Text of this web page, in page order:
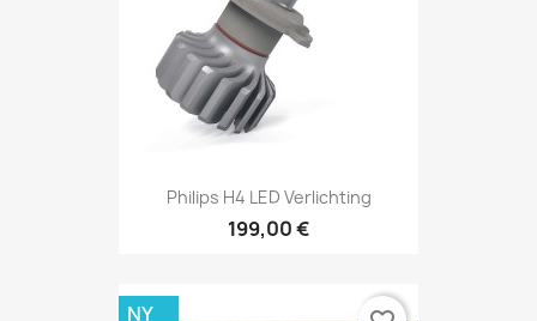
Philips H4 LED Verlichting
199,00 €
NY